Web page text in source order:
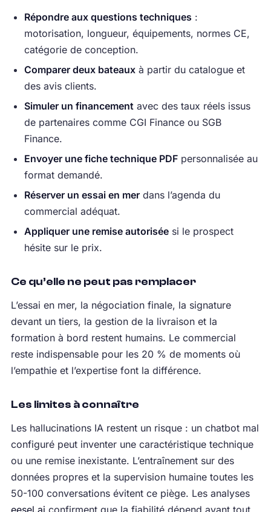
Répondre aux questions techniques :
motorisation, longueur, équipements, normes CE,
catégorie de conception.
Comparer deux bateauxà partir du catalogue et
des avis clients.
Simuler un financement avec des taux réels issus
de partenaires comme CGI Finance ou SGB
Finance.
Envoyer une fiche technique PDFpersonnalisée au
format demandé.
Réserver un essai en merdans l’agenda du
commercial adéquat.
Appliquer une remise autoriséesi le prospect
hésite sur le prix.
Ce qu’elle ne peut pas remplacer
L’essai en mer, la négociation finale, la signature
devant un tiers, la gestion de la livraison et la
formation à bord restent humains. Le commercial
reste indispensable pour les 20 % de moments où
l’empathie et l’expertise font la différence.
Les limites à connaître
Les hallucinations IA restent un risque : un chatbot mal
configuré peut inventer une caractéristique technique
ou une remise inexistante. L’entraînement sur des
données propres et la supervision humaine toutes les
50-100 conversations évitent ce piège. Les analyses
eesel.ai confirment que la fiabilité dépend avant tout